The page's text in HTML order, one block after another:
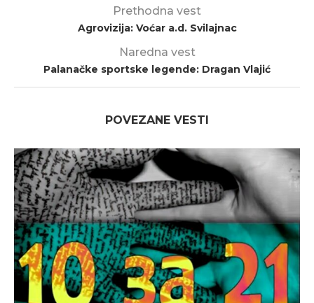
Prethodna vest
Agrovizija: Voćar a.d. Svilajnac
Naredna vest
Palanačke sportske legende: Dragan Vlajić
POVEZANE VESTI